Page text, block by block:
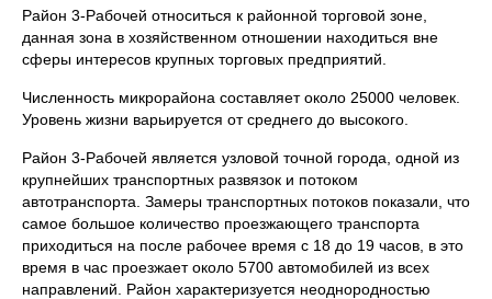
Район 3-Рабочей относиться к районной торговой зоне,
данная зона в хозяйственном отношении находиться вне
сферы интересов крупных торговых предприятий.
Численность микрорайона составляет около 25000 человек.
Уровень жизни варьируется от среднего до высокого.
Район 3-Рабочей является узловой точной города, одной из
крупнейших транспортных развязок и потоком
автотранспорта. Замеры транспортных потоков показали, что
самое большое количество проезжающего транспорта
приходиться на после рабочее время с 18 до 19 часов, в это
время в час проезжает около 5700 автомобилей из всех
направлений. Район характеризуется неоднородностью